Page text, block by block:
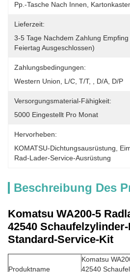
Pp.-Tasche Nach Innen,
Lieferzeit:
3-5 Tage Nachdem Zahlung
Feiertag Ausgeschlossen)
Zahlungsbedingungen:
Western Union, L/C, T/T, , D/A, D/P
Versorgungsmaterial-Fähigkeit:
5000 Eingestellt Pro Monat
Hervorheben:
KOMATSU-Dichtungsausrüstung
Rad-Lader-Service-Ausrüstung
Beschreibung Des
Komatsu WA200-5
42540
Standard-Service-Kit
Produktname
Komatsu
42540